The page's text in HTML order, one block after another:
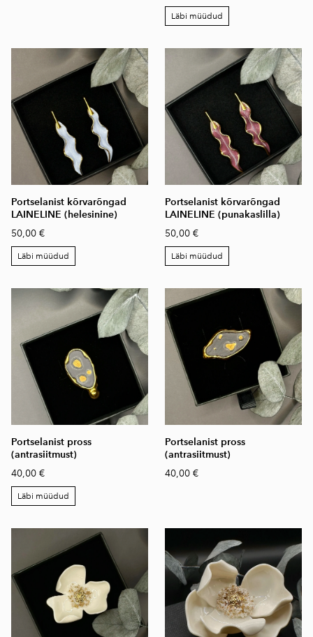
Läbi müüdud
Portselanist kõrvarõngad
LAINELINE (helesinine)
50,00 €
Läbi müüdud
Portselanist kõrvarõngad
LAINELINE (punakaslilla)
50,00 €
Läbi müüdud
Portselanist pross
(antrasiitmust)
40,00 €
Läbi müüdud
Portselanist pross
(antrasiitmust)
40,00 €